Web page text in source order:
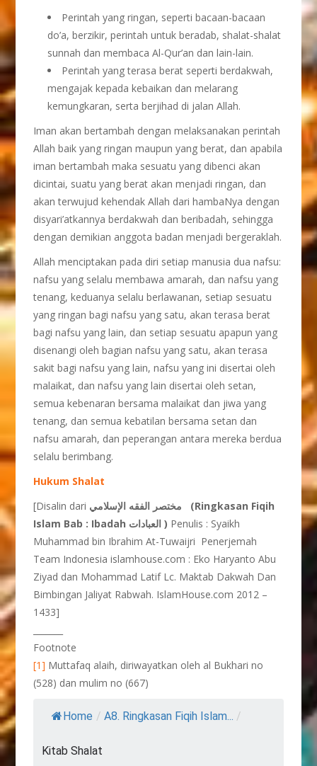
Perintah yang ringan, seperti bacaan-bacaan
do’a, berzikir, perintah untuk beradab, shalat-shalat
sunnah dan membaca Al-Qur’an dan lain-lain.
Perintah yang terasa berat seperti berdakwah,
mengajak kepada kebaikan dan melarang
kemungkaran, serta berjihad di jalan Allah.
Iman akan bertambah dengan melaksanakan perintah
Allah baik yang ringan maupun yang berat, dan apabila
iman bertambah maka sesuatu yang dibenci akan
dicintai, suatu yang berat akan menjadi ringan, dan
akan terwujud kehendak Allah dari hambaNya dengan
disyari’atkannya berdakwah dan beribadah, sehingga
dengan demikian anggota badan menjadi bergeraklah.
Allah menciptakan pada diri setiap manusia dua nafsu:
nafsu yang selalu membawa amarah, dan nafsu yang
tenang, keduanya selalu berlawanan, setiap sesuatu
yang ringan bagi nafsu yang satu, akan terasa berat
bagi nafsu yang lain, dan setiap sesuatu apapun yang
disenangi oleh bagian nafsu yang satu, akan terasa
sakit bagi nafsu yang lain, nafsu yang ini disertai oleh
malaikat, dan nafsu yang lain disertai oleh setan,
semua kebenaran bersama malaikat dan jiwa yang
tenang, dan semua kebatilan bersama setan dan
nafsu amarah, dan peperangan antara mereka berdua
selalu berimbang.
Hukum Shalat
[Disalin dari مختصر الفقه الإسلامي (Ringkasan Fiqih
Islam Bab : Ibadah العبادات ) Penulis : Syaikh
Muhammad bin Ibrahim At-Tuwaijri Penerjemah
Team Indonesia islamhouse.com : Eko Haryanto Abu
Ziyad dan Mohammad Latif Lc. Maktab Dakwah Dan
Bimbingan Jaliyat Rabwah. IslamHouse.com 2012 –
1433]
Footnote
[1] Muttafaq alaih, diriwayatkan oleh al Bukhari no
(528) dan mulim no (667)
Home / A8. Ringkasan Fiqih Islam... /
Kitab Shalat